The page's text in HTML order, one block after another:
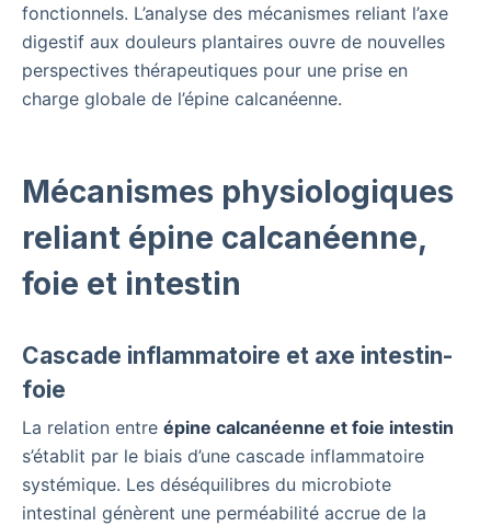
fonctionnels. L’analyse des mécanismes reliant l’axe
digestif aux douleurs plantaires ouvre de nouvelles
perspectives thérapeutiques pour une prise en
charge globale de l’épine calcanéenne.
Mécanismes physiologiques
reliant épine calcanéenne,
foie et intestin
Cascade inflammatoire et axe intestin-
foie
La relation entre épine calcanéenne et foie intestin
s’établit par le biais d’une cascade inflammatoire
systémique. Les déséquilibres du microbiote
intestinal génèrent une perméabilité accrue de la